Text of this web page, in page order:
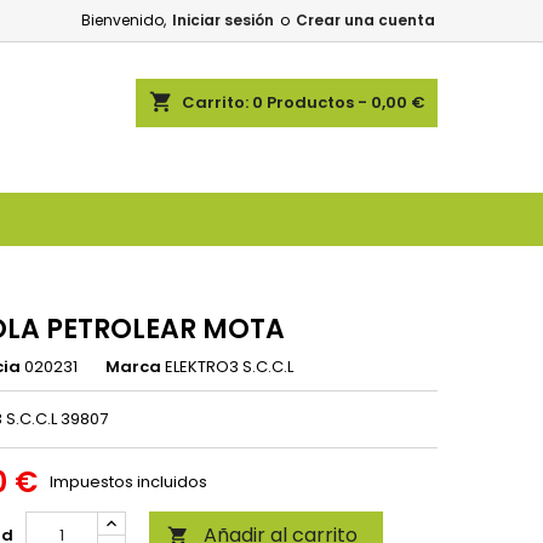
Bienvenido, Iniciar sesión o Crear una cuenta
shopping_cart Carrito: 0 Productos - 0,00 €
PETROLEAR MOTA
020231 Marca ELEKTRO3 S.C.C.L
S.C.C.L 39807
€ Impuestos incluidos
 Añadir al carrito